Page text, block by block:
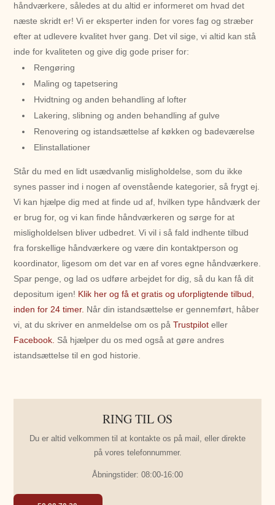
håndværkere, således at du altid er informeret om hvad det
næste skridt er! Vi er eksperter inden for vores fag og stræber
efter at udlevere kvalitet hver gang. Det vil sige, vi altid kan stå
inde for kvaliteten og give dig gode priser for:
Rengøring
Maling og tapetsering
Hvidtning og anden behandling af lofter
Lakering, slibning og anden behandling af gulve
Renovering og istandsættelse af køkken og badeværelse
Elinstallationer
Står du med en lidt usædvanlig misligholdelse, som du ikke
synes passer ind i nogen af ovenstående kategorier, så frygt ej.
Vi kan hjælpe dig med at finde ud af, hvilken type håndværk der
er brug for, og vi kan finde håndværkeren og sørge for at
misligholdelsen bliver udbedret. Vi vil i så fald indhente tilbud
fra forskellige håndværkere og være din kontaktperson og
koordinator, ligesom om det var en af vores egne håndværkere.
Spar penge, og lad os udføre arbejdet for dig, så du kan få dit
depositum igen! Klik her og få et gratis og uforpligtende tilbud,
inden for 24 timer. Når din istandsættelse er gennemført, håber
vi, at du skriver en anmeldelse om os påTrustpilot eller
Facebook. Så hjælper du os med også at gøre andres
istandsættelse til en god historie.
RING TIL OS
Du er altid velkommen til at kontakte os på mail, eller direkte
på vores telefonnummer.
Åbningstider: 08:00-16:00